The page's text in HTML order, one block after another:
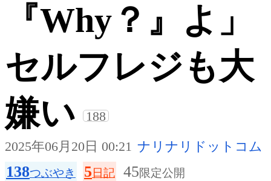
『Why？』よ」
セルフレジも大
嫌い
188
2025年06月20日 00:21 ナリナリドットコム
138つぶやき 5日記 45限定公開